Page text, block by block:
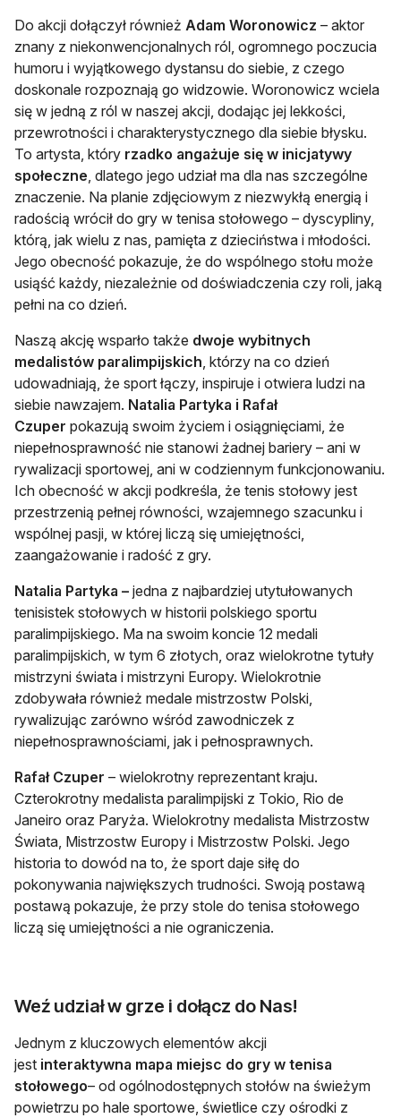
Do akcji dołączył również Adam Woronowicz – aktor
znany z niekonwencjonalnych ról, ogromnego poczucia
humoru i wyjątkowego dystansu do siebie, z czego
doskonale rozpoznają go widzowie. Woronowicz wciela
się w jedną z ról w naszej akcji, dodając jej lekkości,
przewrotności i charakterystycznego dla siebie błysku.
To artysta, który rzadko angażuje się w inicjatywy
społeczne, dlatego jego udział ma dla nas szczególne
znaczenie. Na planie zdjęciowym z niezwykłą energią i
radością wrócił do gry w tenisa stołowego – dyscypliny,
którą, jak wielu z nas, pamięta z dzieciństwa i młodości.
Jego obecność pokazuje, że do wspólnego stołu może
usiąść każdy, niezależnie od doświadczenia czy roli, jaką
pełni na co dzień.
Naszą akcję wsparło także dwoje wybitnych
medalistów paralimpijskich, którzy na co dzień
udowadniają, że sport łączy, inspiruje i otwiera ludzi na
siebie nawzajem. Natalia Partyka i Rafał
Czuper pokazują swoim życiem i osiągnięciami, że
niepełnosprawność nie stanowi żadnej bariery – ani w
rywalizacji sportowej, ani w codziennym funkcjonowaniu.
Ich obecność w akcji podkreśla, że tenis stołowy jest
przestrzenią pełnej równości, wzajemnego szacunku i
wspólnej pasji, w której liczą się umiejętności,
zaangażowanie i radość z gry.
Natalia Partyka – jedna z najbardziej utytułowanych
tenisistek stołowych w historii polskiego sportu
paralimpijskiego. Ma na swoim koncie 12 medali
paralimpijskich, w tym 6 złotych, oraz wielokrotne tytuły
mistrzyni świata i mistrzyni Europy. Wielokrotnie
zdobywała również medale mistrzostw Polski,
rywalizując zarówno wśród zawodniczek z
niepełnosprawnościami, jak i pełnosprawnych.
Rafał Czuper – wielokrotny reprezentant kraju.
Czterokrotny medalista paralimpijski z Tokio, Rio de
Janeiro oraz Paryża. Wielokrotny medalista Mistrzostw
Świata, Mistrzostw Europy i Mistrzostw Polski. Jego
historia to dowód na to, że sport daje siłę do
pokonywania największych trudności. Swoją postawą
postawą pokazuje, że przy stole do tenisa stołowego
liczą się umiejętności a nie ograniczenia.
Weź udział w grze i dołącz do Nas!
Jednym z kluczowych elementów akcji
jest interaktywna mapa miejsc do gry w tenisa
stołowego– od ogólnodostępnych stołów na świeżym
powietrzu po hale sportowe, świetlice czy ośrodki z